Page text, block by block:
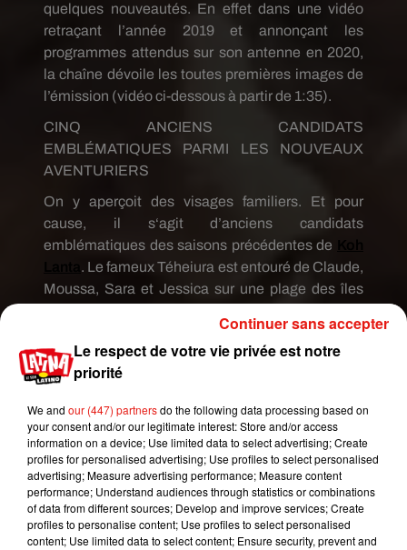
quelques nouveautés. En effet dans une vidéo
retraçant l’année 2019 et annonçant les
programmes attendus sur son antenne en 2020,
la chaîne dévoile les toutes premières images de
l’émission (vidéo ci-dessous à partir de 1:35).
CINQ ANCIENS CANDIDATS
EMBLÉMATIQUES PARMI LES NOUVEAUX
AVENTURIERS
On y aperçoit des visages familiers. Et pour
cause, il s‘agit d’anciens candidats
emblématiques des saisons précédentes de
. Le fameux Téheiura est entouré de Claude,
Moussa, Sara et Jessica sur une plage des îles
UNE PREMIÈRE DANS L'ÉMISSION
CNews, les cinq anciens aventuriers seront des «
gains» obtenus au cours des épreuves de confort.
Ils seront ainsi à la disposition des nouveaux
candidats et pourront leur venir en aide au cours
de l’aventure. Bien sûr, Téheiura, Claude, Moussa,
Sara et Jessica seront immunisés et vivront sur
une île différente. Un sacré programme !
Le respect de votre vie privée est notre
priorité
We and our (447) partnersdo the following data processing based on
your consent and/or our legitimate interest: Store and/or access
information on a device; Use limited data to select advertising; Create
profiles for personalised advertising; Use profiles to select personalised
advertising; Measure advertising performance; Measure content
performance; Understand audiences through statistics or combinations
of data from different sources; Develop and improve services; Create
profiles to personalise content; Use profiles to select personalised
content; Use limited data to select content; Ensure security, prevent and
Continuer sans accepter